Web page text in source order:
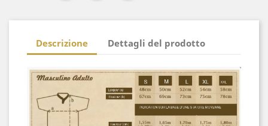
Descrizione Dettagli del prodotto